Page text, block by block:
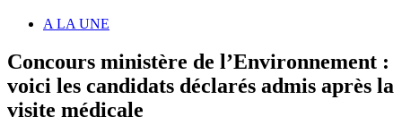
A LA UNE
Concours ministère de l’Environnement :
voici les candidats déclarés admis après la
visite médicale